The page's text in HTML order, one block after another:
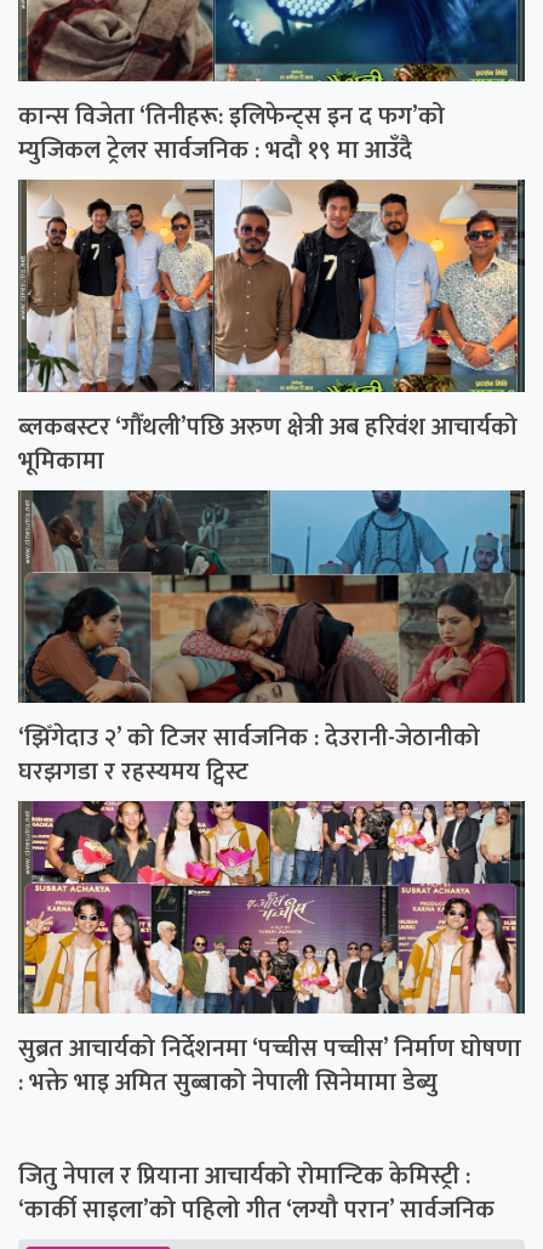
कान्स विजेता ‘तिनीहरू: इलिफेन्ट्स इन द फग’को
म्युजिकल ट्रेलर सार्वजनिक : भदौ १९ मा आउँदै
ब्लकबस्टर ‘गौँथली’पछि अरुण क्षेत्री अब हरिवंश आचार्यको
भूमिकामा
‘झिँगेदाउ २’ को टिजर सार्वजनिक : देउरानी-जेठानीको
घरझगडा र रहस्यमय ट्विस्ट
सुब्रत आचार्यको निर्देशनमा ‘पच्चीस पच्चीस’ निर्माण घोषणा
: भक्ते भाइ अमित सुब्बाको नेपाली सिनेमामा डेब्यु
जितु नेपाल र प्रियाना आचार्यको रोमान्टिक केमिस्ट्री :
‘कार्की साइला’को पहिलो गीत ‘लग्यौ परान’ सार्वजनिक